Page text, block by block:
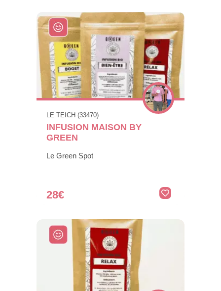
LE TEICH (33470)
INFUSION MAISON BY
GREEN
Le Green Spot
28€